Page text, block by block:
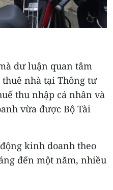
dư luận quan tâm
nhà tại Thông tư
thu nhập cá nhân và
vừa được Bộ Tài
kinh doanh theo
đến một năm, nhiều